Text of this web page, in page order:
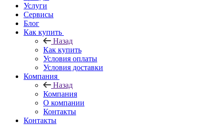
Услуги
Сервисы
Блог
Как купить
Назад
Как купить
Условия оплаты
Условия доставки
Компания
Назад
Компания
О компании
Контакты
Контакты